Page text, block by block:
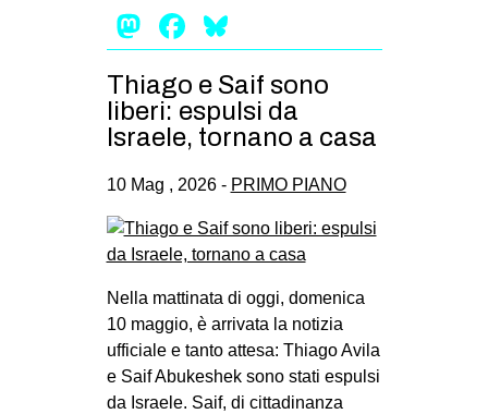
Mastodon
Facebook
Thiago e Saif sono
liberi: espulsi da
Israele, tornano a casa
10 Mag , 2026 - PRIMO PIANO
Nella mattinata di oggi, domenica
10 maggio, è arrivata la notizia
ufficiale e tanto attesa: Thiago Avila
e Saif Abukeshek sono stati espulsi
da Israele. Saif, di cittadinanza